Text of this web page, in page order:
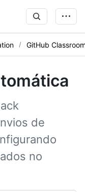
GitHub
de
no